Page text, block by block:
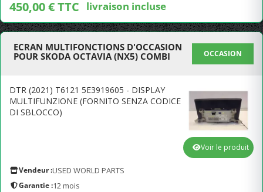
450,00 € TTC livraison incluse
ECRAN MULTIFONCTIONS D'OCCASION
POUR SKODA OCTAVIA (NX5) COMBI
OCCASION
DTR (2021) T6121 5E3919605 - DISPLAY
MULTIFUNZIONE (FORNITO SENZA CODICE
DI SBLOCCO)
Vendeur :USED WORLD PARTS
Garantie :12 mois
Voir le produit